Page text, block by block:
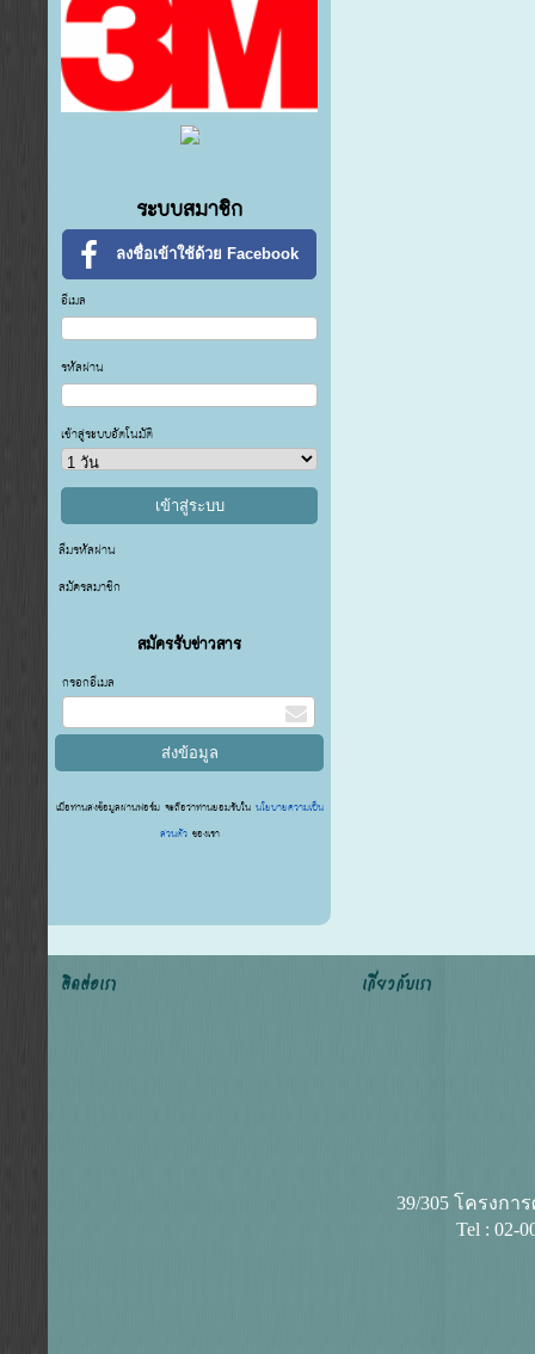
ระบบสมาชิก
ลงชื่อเข้าใช้ด้วย Facebook
อีเมล
รหัสผ่าน
เข้าสู่ระบบอัตโนมัติ
ลืมรหัสผ่าน
สมัครสมาชิก
สมัครรับข่าวสาร
กรอกอีเมล
เมื่อท่านส่งข้อมูลผ่านฟอร์ม จะถือว่าท่านยอมรับในนโยบายความเป็น
ส่วนตัว ของเรา
ติดต่อเรา เกี่ยวกับเรา
39/305 โครงก
Tel : 02-